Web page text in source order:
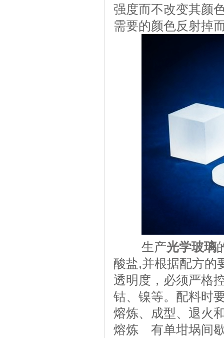
强度而不改变其颜
需要的颜色反射掉
生产光学玻璃
酸盐,并根据配方的
透明度，必须严格
钴、镍等。配料时
熔炼、成型、退火
熔炼 有单坩埚间